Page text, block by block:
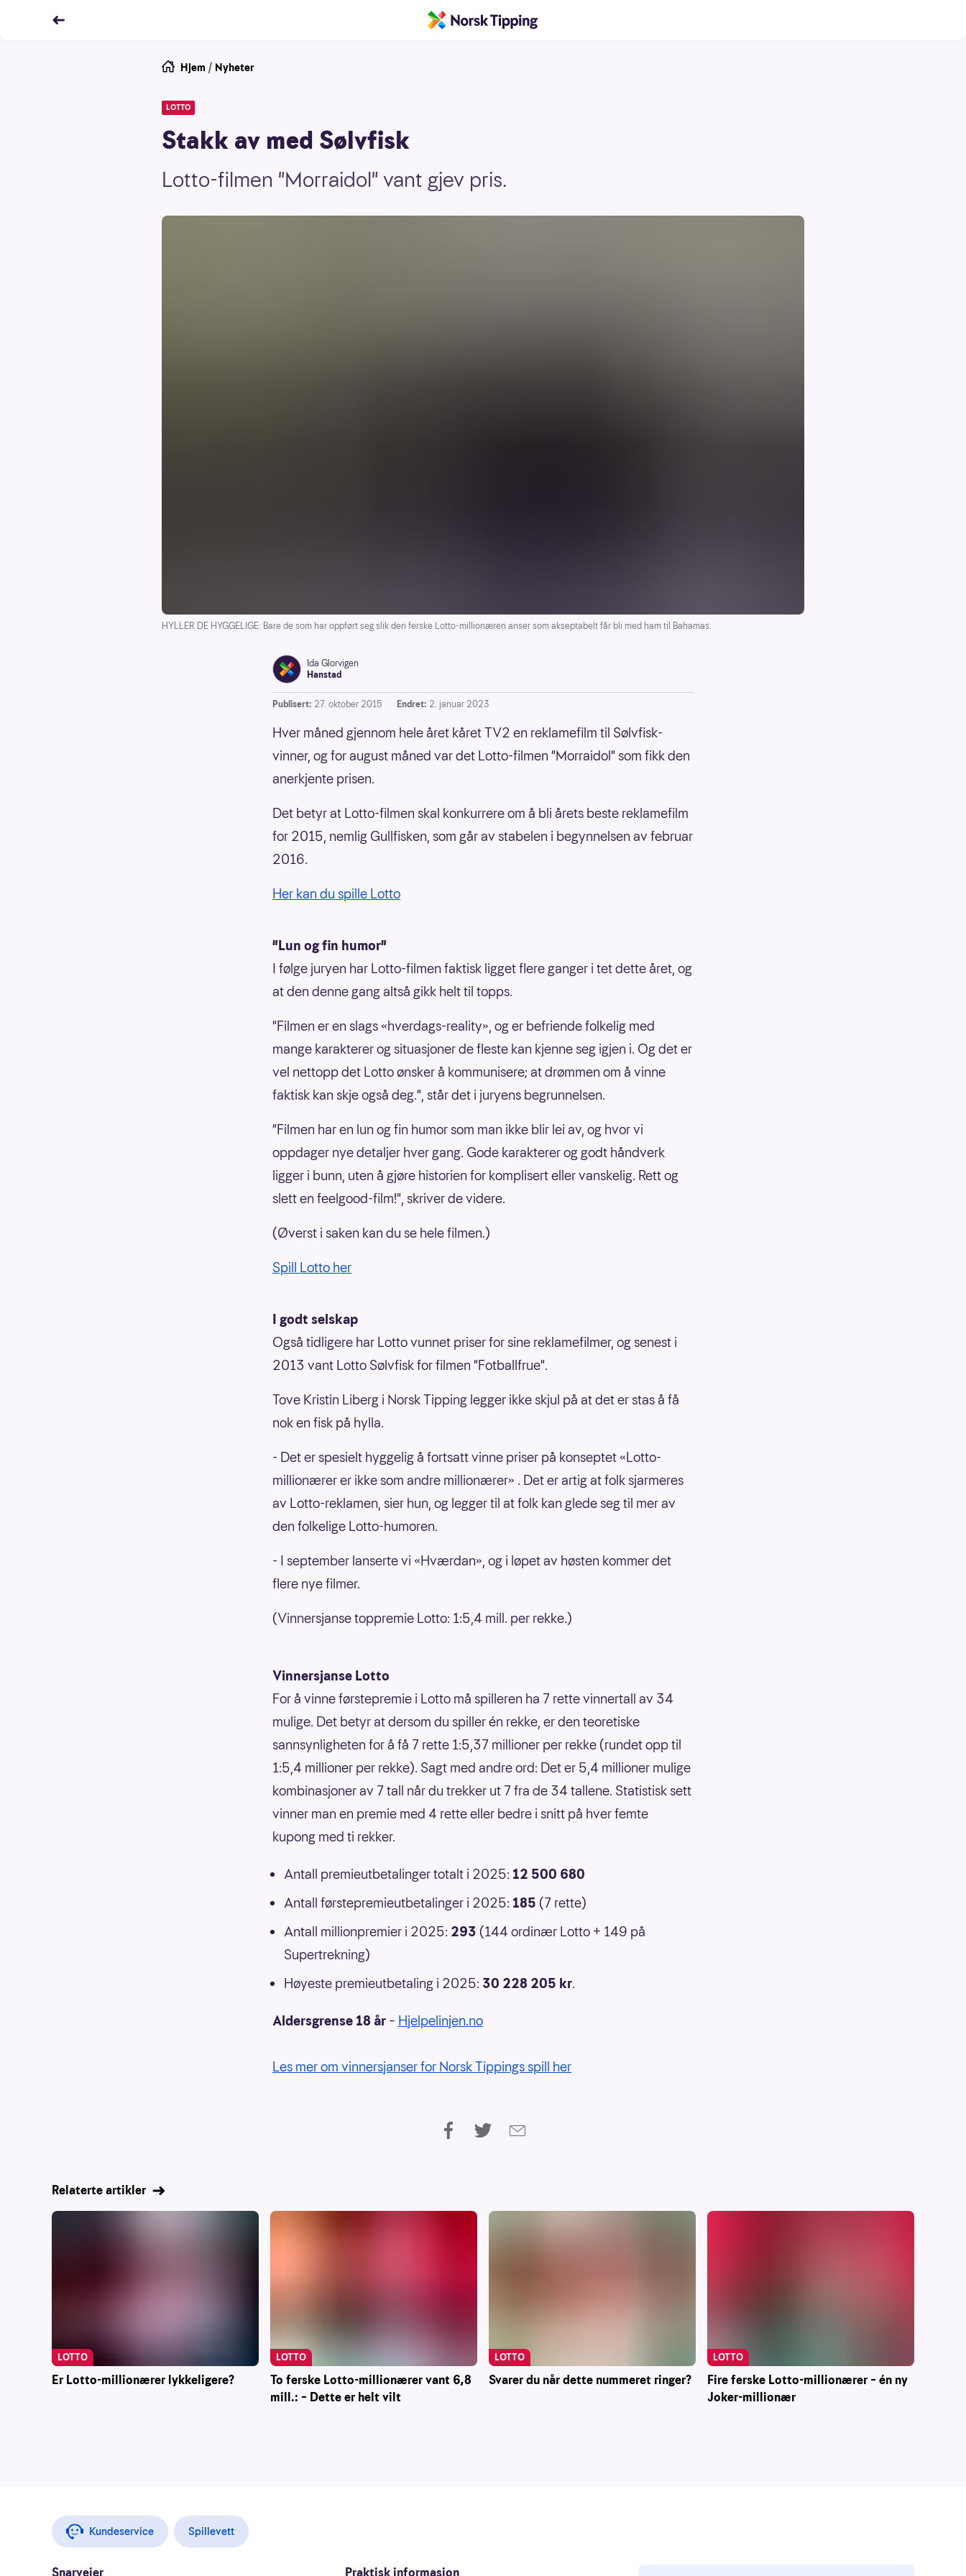
Hjem / Nyheter
LOTTO
Stakk av med Sølvfisk
Lotto-filmen "Morraidol" vant gjev pris.
HYLLER DE HYGGELIGE: Bare de som har oppført seg slik den ferske Lotto-millionæren anser som akseptabelt får bli med ham til Bahamas.
Ida Glorvigen
Hanstad
Publisert: 27. oktober 2015 Endret: 2. januar 2023
Hver måned gjennom hele året kåret TV2 en reklamefilm til Sølvfisk-
vinner, og for august måned var det Lotto-filmen "Morraidol" som fikk den
anerkjente prisen.
Det betyr at Lotto-filmen skal konkurrere om å bli årets beste reklamefilm
for 2015, nemlig Gullfisken, som går av stabelen i begynnelsen av februar
2016.
Her kan du spille Lotto
"Lun og fin humor"
I følge juryen har Lotto-filmen faktisk ligget flere ganger i tet dette året, og
at den denne gang altså gikk helt til topps.
"Filmen er en slags «hverdags-reality», og er befriende folkelig med
mange karakterer og situasjoner de fleste kan kjenne seg igjen i. Og det er
vel nettopp det Lotto ønsker å kommunisere; at drømmen om å vinne
faktisk kan skje også deg.", står det i juryens begrunnelsen.
"Filmen har en lun og fin humor som man ikke blir lei av, og hvor vi
oppdager nye detaljer hver gang. Gode karakterer og godt håndverk
ligger i bunn, uten å gjøre historien for komplisert eller vanskelig. Rett og
slett en feelgood-film!", skriver de videre.
(Øverst i saken kan du se hele filmen.)
Spill Lotto her
I godt selskap
Også tidligere har Lotto vunnet priser for sine reklamefilmer, og senest i
2013 vant Lotto Sølvfisk for filmen "Fotballfrue".
Tove Kristin Liberg i Norsk Tipping legger ikke skjul på at det er stas å få
nok en fisk på hylla.
- Det er spesielt hyggelig å fortsatt vinne priser på konseptet «Lotto-
millionærer er ikke som andre millionærer» . Det er artig at folk sjarmeres
av Lotto-reklamen, sier hun, og legger til at folk kan glede seg til mer av
den folkelige Lotto-humoren.
- I september lanserte vi «Hværdan», og i løpet av høsten kommer det
flere nye filmer.
(Vinnersjanse toppremie Lotto: 1:5,4 mill. per rekke.)
Vinnersjanse Lotto
For å vinne førstepremie i Lotto må spilleren ha 7 rette vinnertall av 34
mulige. Det betyr at dersom du spiller én rekke, er den teoretiske
sannsynligheten for å få 7 rette 1:5,37 millioner per rekke (rundet opp til
1:5,4 millioner per rekke). Sagt med andre ord: Det er 5,4 millioner mulige
kombinasjoner av 7 tall når du trekker ut 7 fra de 34 tallene. Statistisk sett
vinner man en premie med 4 rette eller bedre i snitt på hver femte
kupong med ti rekker.
Antall premieutbetalinger totalt i 2025: 12 500 680
Antall førstepremieutbetalinger i 2025: 185 (7 rette)
Antall millionpremier i 2025: 293 (144 ordinær Lotto + 149 på
Supertrekning)
Høyeste premieutbetaling i 2025: 30 228 205 kr.
Aldersgrense 18 år – Hjelpelinjen.no
Les mer om vinnersjanser for Norsk Tippings spill her
Relaterte artikler
Er Lotto-millionærer lykkeligere?
LOTTO
To ferske Lotto-millionærer vant 6,8
mill.: – Dette er helt vilt
LOTTO
Svarer du når dette nummeret ringer?
LOTTO
Fire ferske Lotto-millionærer – én ny
Joker-millionær
LOTTO
Kundeservice Spillevett